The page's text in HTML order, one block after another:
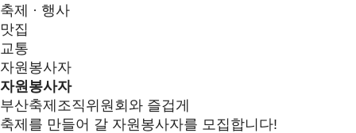
축제 · 행사
맛집
교통
자원봉사자
자원봉사자
부산축제조직위원회와 즐겁게
축제를 만들어 갈 자원봉사자를 모집합니다!